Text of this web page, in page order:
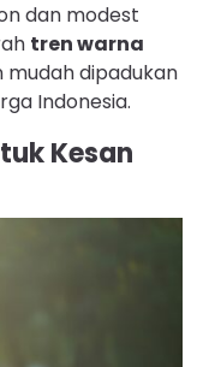
dan modest
tren warna
mudah dipadukan
Indonesia.
Kesan